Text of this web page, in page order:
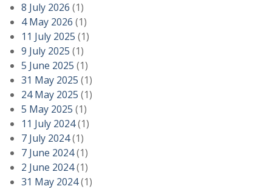
8 July 2026 (1)
4 May 2026 (1)
11 July 2025 (1)
9 July 2025 (1)
5 June 2025 (1)
31 May 2025 (1)
24 May 2025 (1)
5 May 2025 (1)
11 July 2024(1)
7 July 2024(1)
7 June 2024(1)
2 June 2024(1)
31 May 2024(1)